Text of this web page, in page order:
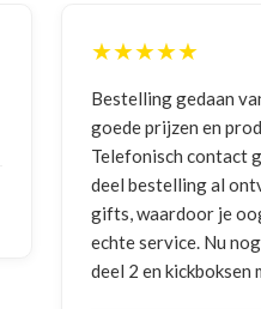
★★★★★
Bestelling gedaan
goede prijzen en
Telefonisch contact
deel bestelling al
gifts, waardoor je
echte service. Nu
deel 2 en kickboksen